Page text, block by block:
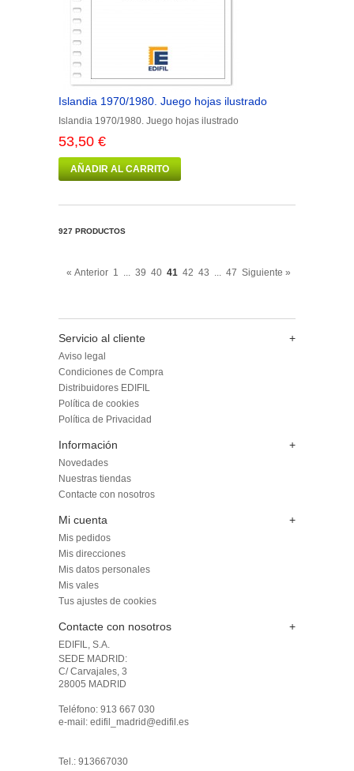
Islandia 1970/1980. Juego hojas ilustrado
Islandia 1970/1980. Juego hojas ilustrado
53,50 €
AÑADIR AL CARRITO
927 PRODUCTOS
« Anterior 1 ... 39 40 41 42 43 ... 47 Siguiente »
Servicio al cliente +
Aviso legal
Condiciones de Compra
Distribuidores EDIFIL
Política de cookies
Política de Privacidad
Información +
Novedades
Nuestras tiendas
Contacte con nosotros
Mi cuenta +
Mis pedidos
Mis direcciones
Mis datos personales
Mis vales
Tus ajustes de cookies
Contacte con nosotros +
EDIFIL, S.A.
SEDE MADRID:
C/ Carvajales, 3
28005 MADRID
Teléfono: 913 667 030
e-mail: edifil_madrid@edifil.es
Tel.: 913667030